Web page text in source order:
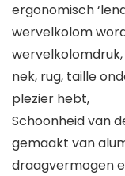
ergonomisch
wervelkolom
nek, rug, taille
plezier hebt,
Schoonheid van
gemaakt van
draagvermogen